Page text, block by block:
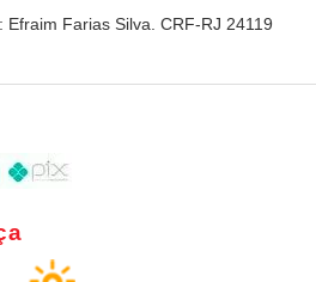
Efraim Farias Silva. CRF-RJ 24119